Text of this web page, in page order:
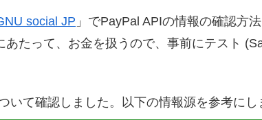
social JP 」でPayPal APIの情報の確認方
たって、お金を扱うので、事前にテスト
いて確認しました。以下の情報源を参考にし